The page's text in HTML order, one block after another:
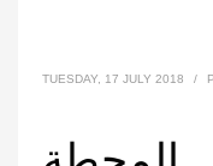
TUESDAY, 17 JULY 2018 /